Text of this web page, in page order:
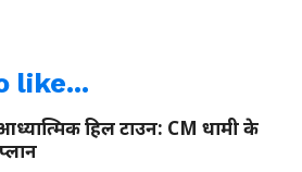
like...
हिल टाउन: CM धामी के